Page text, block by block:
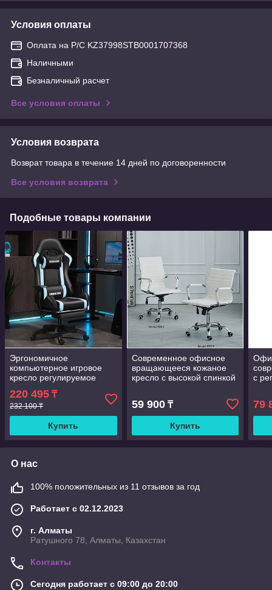
Условия оплаты
Оплата на Р/С KZ37998STB0001707368
Наличными
Безналичный расчет
Все условия оплаты
Условия возврата
Возврат товара в течение 14 дней по договоренности
Все условия возврата
Подобные товары компании
Эргономичное
компьютерное игровое
кресло регулируемое
220 495 ₸
232 100 ₸
Купить
Современное офисное
вращающееся кожаное
кресло с высокой спинкой
подголовником дышащее
кресло для домашнего
офиса
59 900₸
Купить
с
79
О нас
100% положительных из 11 отзывов за год
Работает с 02.12.2023
г. Алматы
Ратушного 78, Алматы, Казахстан
Контакты
Сегодня работает с 09:00 до 20:00